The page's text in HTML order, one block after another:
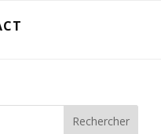
Rechercher